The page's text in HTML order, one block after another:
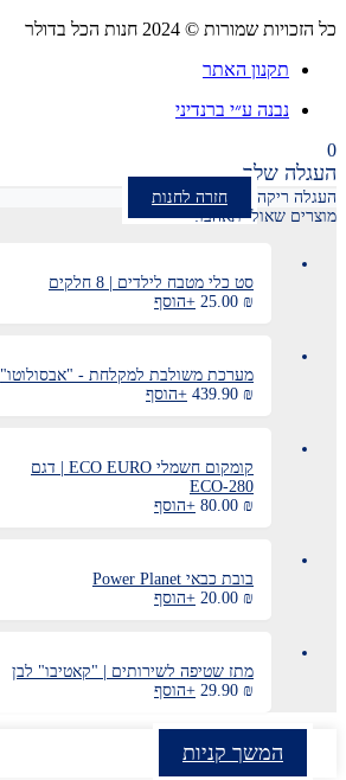
כל הזכויות שמורות © 2024 חנות הכל בדולר
תקנון האתר
נבנה ע״י ברנדיני
0
העגלה שלך
העגלה ריקה
חזרה לחנות
מוצרים שאולי תאהבו:
סט כלי מטבח לילדים | 8 חלקים
25.00 ₪
+הוסף
מערכת משולבת למקלחת - "אבסולוטו"
439.90 ₪
+הוסף
קומקום חשמלי ECO EURO | דגם
ECO-280
80.00 ₪
+הוסף
בובת כבאי Power Planet
20.00 ₪
+הוסףלמוצר
סוגים.
ניתן
מתז שטיפה לשירותים | "קאטיבו" לבן
29.90 ₪
+הוסף
המשך קניות